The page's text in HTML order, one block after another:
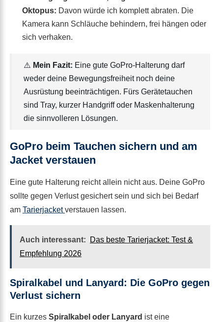
Oktopus: Davon würde ich komplett abraten. Die
Kamera kann Schläuche behindern, frei hängen oder
sich verhaken.
⚠️ Mein Fazit: Eine gute GoPro-Halterung darf
weder deine Bewegungsfreiheit noch deine
Ausrüstung beeinträchtigen. Fürs Gerätetauchen
sind Tray, kurzer Handgriff oder Maskenhalterung
die sinnvolleren Lösungen.
GoPro beim Tauchen sichern und am
Jacket verstauen
Eine gute Halterung reicht allein nicht aus. Deine GoPro
sollte gegen Verlust gesichert sein und sich bei Bedarf
am Tarierjacketverstauen lassen.
Auch interessant:
Das beste Tarierjacket: Test &
Empfehlung 2026
Spiralkabel und Lanyard: Die GoPro gegen
Verlust sichern
Ein kurzes Spiralkabel oder Lanyard ist eine